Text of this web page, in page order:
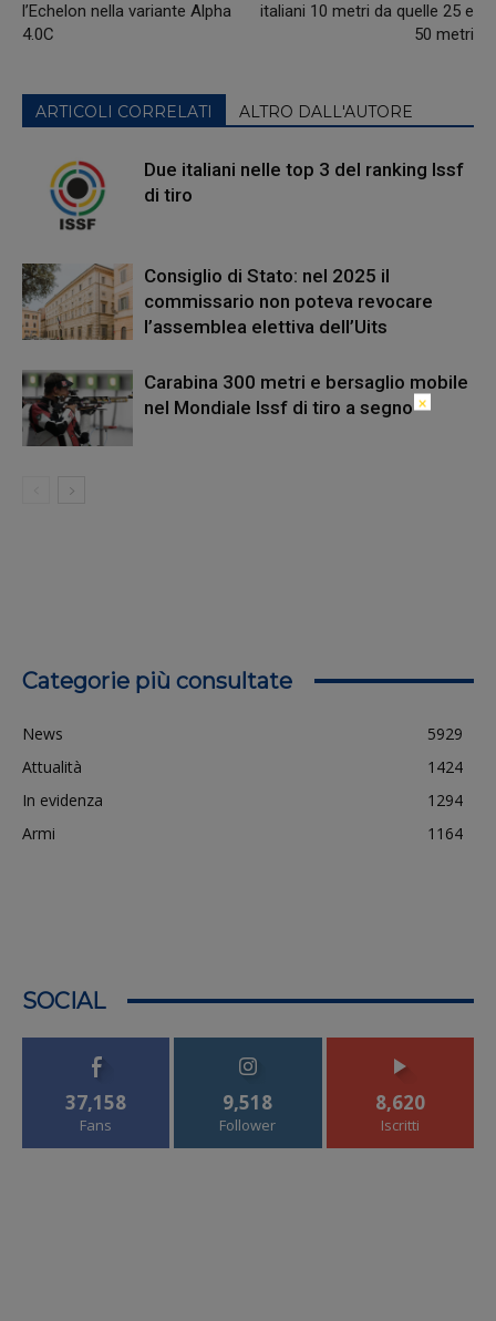
l’Echelon nella variante Alpha
4.0C
italiani 10 metri da quelle 25 e
50 metri
ARTICOLI CORRELATI ALTRO DALL'AUTORE
Due italiani nelle top 3 del ranking Issf
di tiro
Consiglio di Stato: nel 2025 il
commissario non poteva revocare
l’assemblea elettiva dell’Uits
Carabina 300 metri e bersaglio mobile
nel Mondiale Issf di tiro a segno
Categorie più consultate
News
5929
Attualità
1424
In evidenza
1294
Armi
1164
SOCIAL
37,158
Fans
9,518
Follower
8,620
Iscritti
×